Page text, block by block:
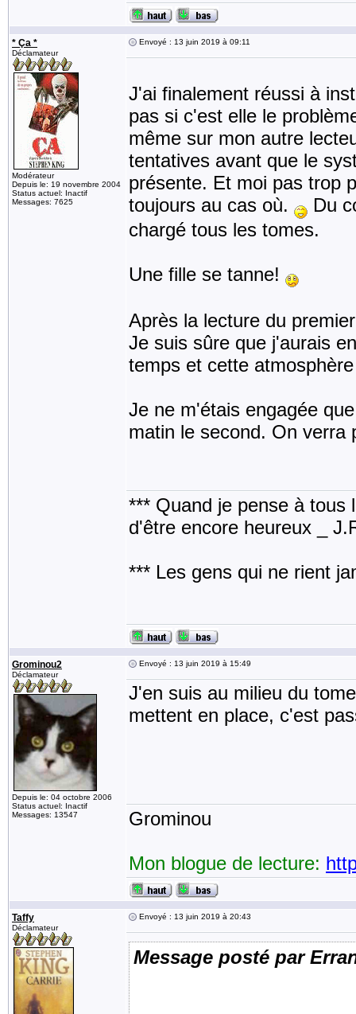
* Ça *
Déclamateur
Modérateur
Depuis le: 19 novembre 2004
Status actuel: Inactif
Messages: 7625
Envoyé : 13 juin 2019 à 09:11
J'ai finalement réussi à
pas si c'est elle le
même sur mon autre
tentatives avant que le
présente. Et moi pas trop
toujours au cas où.
Du
chargé tous les tomes.
Une fille se tanne!
Après la lecture du
Je suis sûre que j'aurais
temps et cette
Je ne m'étais engagée
matin le second. On verra
*** Quand je pense à tous
d'être encore heureux _
*** Les gens qui ne rient
Grominou2
Déclamateur
Depuis le: 04 octobre 2006
Status actuel: Inactif
Messages: 13547
Envoyé : 13 juin 2019 à 15:49
J'en suis au milieu du
mettent en place, c'est
Grominou
Mon blogue de lecture:
Taffy
Déclamateur
Envoyé : 13 juin 2019 à 20:43
Message posté par